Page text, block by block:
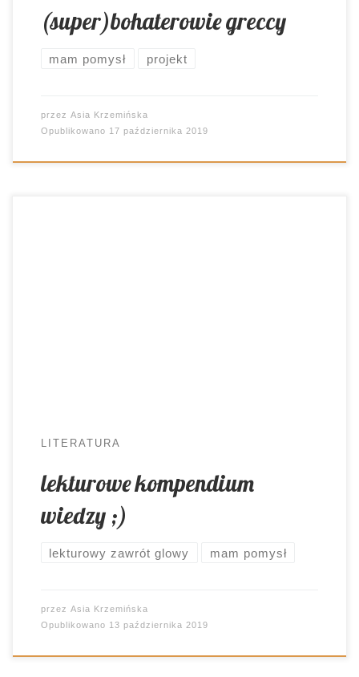
(super)bohaterowie greccy
mam pomysł projekt
przez Asia Krzemińska
Opublikowano 17 października 2019
LITERATURA
lekturowe kompendium
wiedzy ;)
lekturowy zawrót glowy mam pomysł
przez Asia Krzemińska
Opublikowano 13 października 2019